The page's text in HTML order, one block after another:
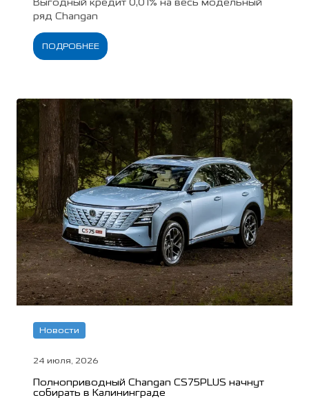
ряд Changan
ПОДРОБНЕЕ
Новости
24 июля, 2026
Полноприводный Changan CS75PLUS начнут
собирать в Калининграде